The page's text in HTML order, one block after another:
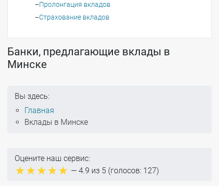
Пролонгация вкладов
Страхование вкладов
Банки, предлагающие вклады в
Минске
Вы здесь:
Главная
Вклады в Минске
Оцените наш сервис:
— 4.9 из 5 (голосов: 127)